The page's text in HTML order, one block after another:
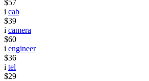
$57
i cab
$39
i camera
$60
i engineer
$36
i tel
$29